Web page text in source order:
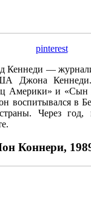
pinterest
Кеннеди —
Джона
Америки» и «Сын
воспитывался в
Через год,
Коннери,